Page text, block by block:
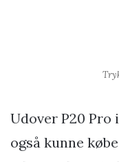
Udover P20
også kunne